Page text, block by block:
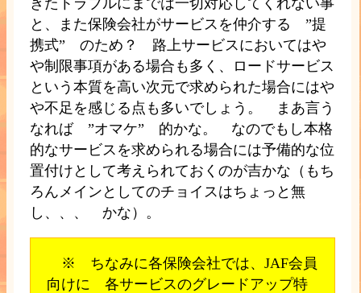
と、また保険会社がサービスを仲介する ”提
携式” のため？ 路上サービスにおいてはや
や制限事項がある場合も多く、ロードサービス
という本質を高い次元で求められた場合にはや
や不足を感じる点も多いでしょう。 まあ言う
なれば ”オマケ” 的かな。 なのでもし本格
的なサービスを求められる場合には予備的な位
置付けとして考えられておくのが吉かな（もち
ろんメインとしてのチョイスはちょっと無
し、、、 かな）。
※ ちなみに各保険会社では、JAF会員
向けに 各サービスのグレードアップ特